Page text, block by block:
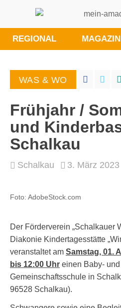
REGIONAL MAGAZIN
WAS & WO
Frühjahr /
und
Schalkau
Schalkau 3. März 2023
Foto: AdobeStock.com
Der Förderverein „Schalkauer
Diakonie Kindertagesstätte
veranstaltet am Samstag, 01.
bis 12:00 Uhr einen Baby-
Gemeinschaftsschule in
96528 Schalkau).